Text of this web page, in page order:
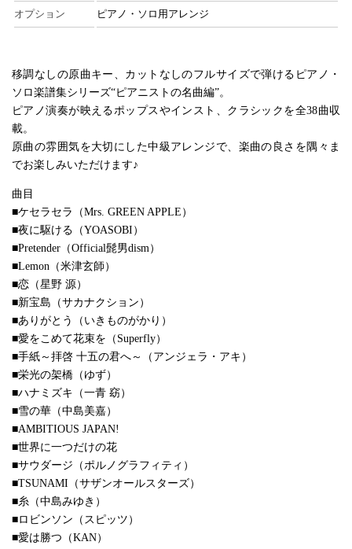
オプション ピアノ・ソロ用アレンジ
移調なしの原曲キー、カットなしのフルサイズで弾けるピアノ・
ソロ楽譜集シリーズ“ピアニストの名曲編”。
ピアノ演奏が映えるポップスやインスト、クラシックを全38曲収
載。
原曲の雰囲気を大切にした中級アレンジで、楽曲の良さを隅々ま
でお楽しみいただけます♪
曲目
■ケセラセラ（Mrs. GREEN APPLE）
■夜に駆ける（YOASOBI）
■Pretender（Official髭男dism）
■Lemon（米津玄師）
■恋（星野 源）
■新宝島（サカナクション）
■ありがとう（いきものがかり）
■愛をこめて花束を（Superfly）
■手紙～拝啓 十五の君へ～（アンジェラ・アキ）
■栄光の架橋（ゆず）
■ハナミズキ（一青 窈）
■雪の華（中島美嘉）
■AMBITIOUS JAPAN!
■世界に一つだけの花
■サウダージ（ポルノグラフィティ）
■TSUNAMI（サザンオールスターズ）
■糸（中島みゆき）
■ロビンソン（スピッツ）
■愛は勝つ（KAN）